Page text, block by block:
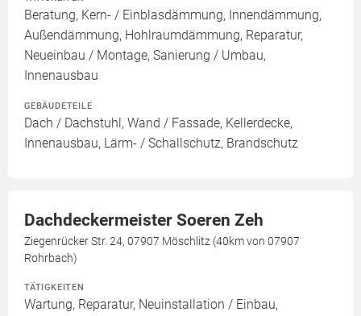
Beratung, Kern- / Einblasdämmung, Innendämmung,
Außendämmung, Hohlraumdämmung, Reparatur,
Neueinbau / Montage, Sanierung / Umbau,
Innenausbau
GEBÄUDETEILE
Dach / Dachstuhl, Wand / Fassade, Kellerdecke,
Innenausbau, Lärm- / Schallschutz, Brandschutz
Dachdeckermeister Soeren Zeh
Ziegenrücker Str. 24, 07907 Möschlitz (40km von 07907
Rohrbach)
TÄTIGKEITEN
Wartung, Reparatur, Neuinstallation / Einbau,